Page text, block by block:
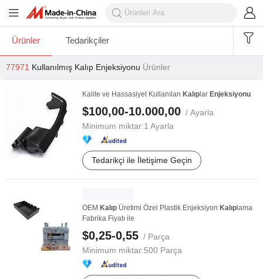
Ürünler Tedarikçiler
77971 Kullanılmış Kalıp Enjeksiyonu Ürünler
Kalite ve Hassasiyet Kullanılan Kalıp lar Enjeksiyonu
$100,00-10.000,00 / Ayarla
Minimum miktar:1 Ayarla
Tedarikçi ile İletişime Geçin
OEM Kalıp Üretimi Özel Plastik Enjeksiyon Kalıp lama
Fabrika Fiyatı ile
$0,25-0,55 / Parça
Minimum miktar:500 Parça